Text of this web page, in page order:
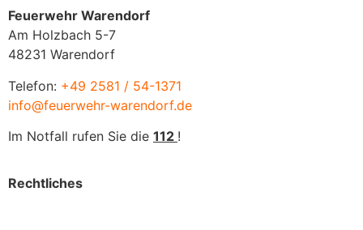
Feuerwehr Warendorf
Am Holzbach 5-7
48231 Warendorf
Telefon: +49 2581 / 54-1371
info@feuerwehr-warendorf.de
Im Notfall rufen Sie die 112 !
Rechtliches